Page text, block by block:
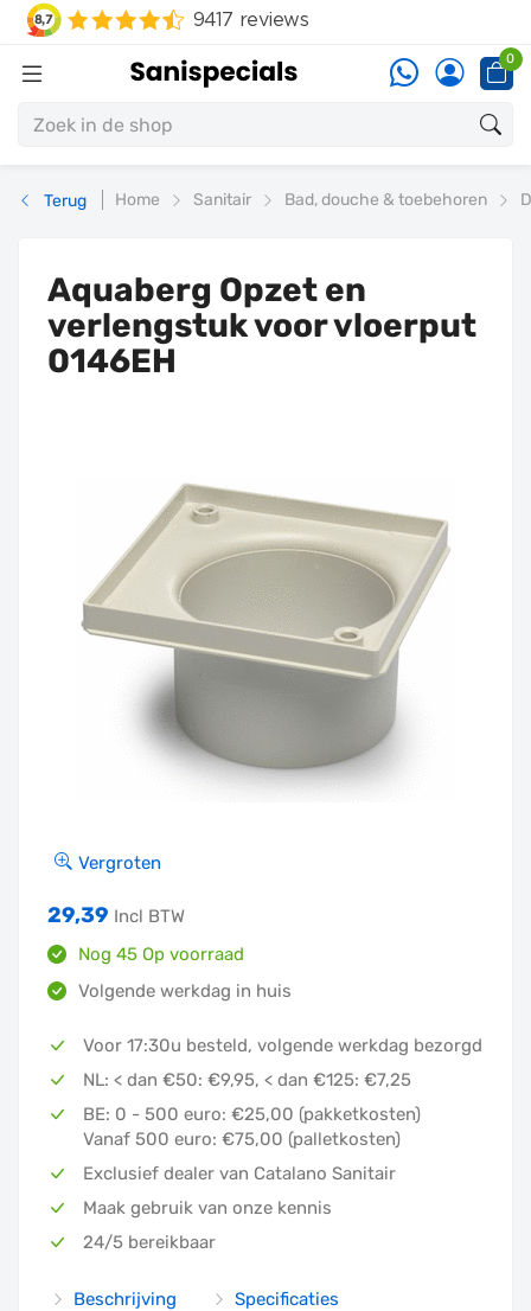
0
Terug Home Sanitair Bad, douche & toebehoren
Aquaberg Opzet en
verlengstuk voor vloerput
0146EH
Vergroten
29,39 Incl BTW
Nog 45 Op voorraad
Volgende werkdag in huis
In winkelmandje
Bijbehorende artikelen
Voor 17:30u besteld, volgende werkdag bezorgd
NL: < dan €50: €9,95, < dan €125: €7,25
BE: 0 - 500 euro: €25,00 (pakketkosten)
Vanaf 500 euro: €75,00 (palletkosten)
Exclusief dealer van Catalano Sanitair
Maak gebruik van onze kennis
24/5 bereikbaar
Beschrijving
Specificaties